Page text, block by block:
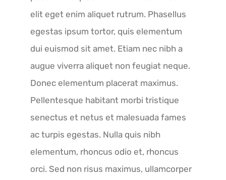
elit eget enim aliquet rutrum. Phasellus
egestas ipsum tortor, quis elementum
dui euismod sit amet. Etiam nec nibh a
augue viverra aliquet non feugiat neque.
Donec elementum placerat maximus.
Pellentesque habitant morbi tristique
senectus et netus et malesuada fames
ac turpis egestas. Nulla quis nibh
elementum, rhoncus odio et, rhoncus
orci. Sed non risus maximus, ullamcorper